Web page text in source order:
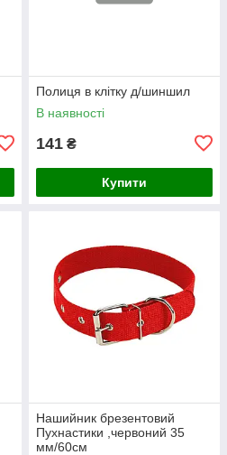
Полиця в клітку д/шиншил
В наявності
141 ₴
Купити
Нашийник брезентовий
Пухнастики ,червоний 35
мм/60см